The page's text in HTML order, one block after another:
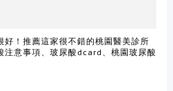
！推薦這家很不錯的桃園醫美診所
注意事項、玻尿酸dcard、桃園玻尿酸